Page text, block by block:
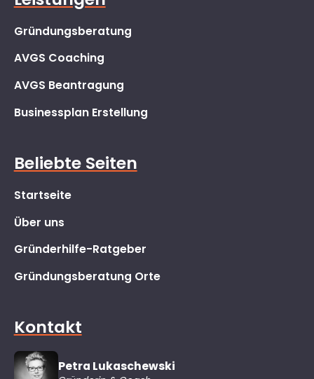
Gründungsberatung
AVGS Coaching
AVGS Beantragung
Businessplan Erstellung
Beliebte Seiten
Startseite
Über uns
Gründerhilfe-Ratgeber
Gründungsberatung Orte
Kontakt
Petra Lukaschewski